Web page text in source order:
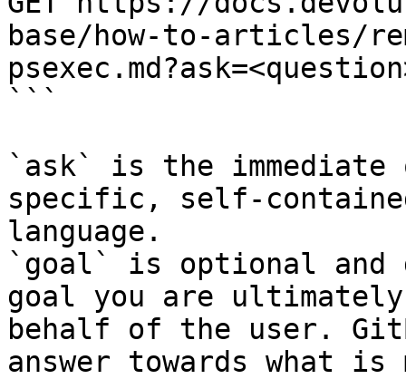
base/how-to-articles/
```
`ask` is the
specific, self-
language.
`goal` is optional and
goal you are
behalf of the user.
answer towards what